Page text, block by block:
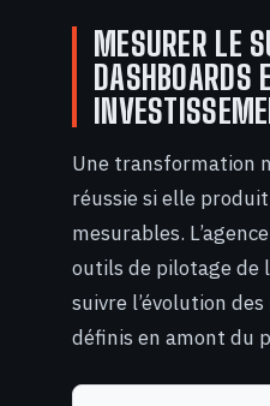
MESURER LE
DASHBOARDS
Une transformation
réussie si elle
mesurables.
outils de pilotage de
suivre l’évolution
définis en amont du